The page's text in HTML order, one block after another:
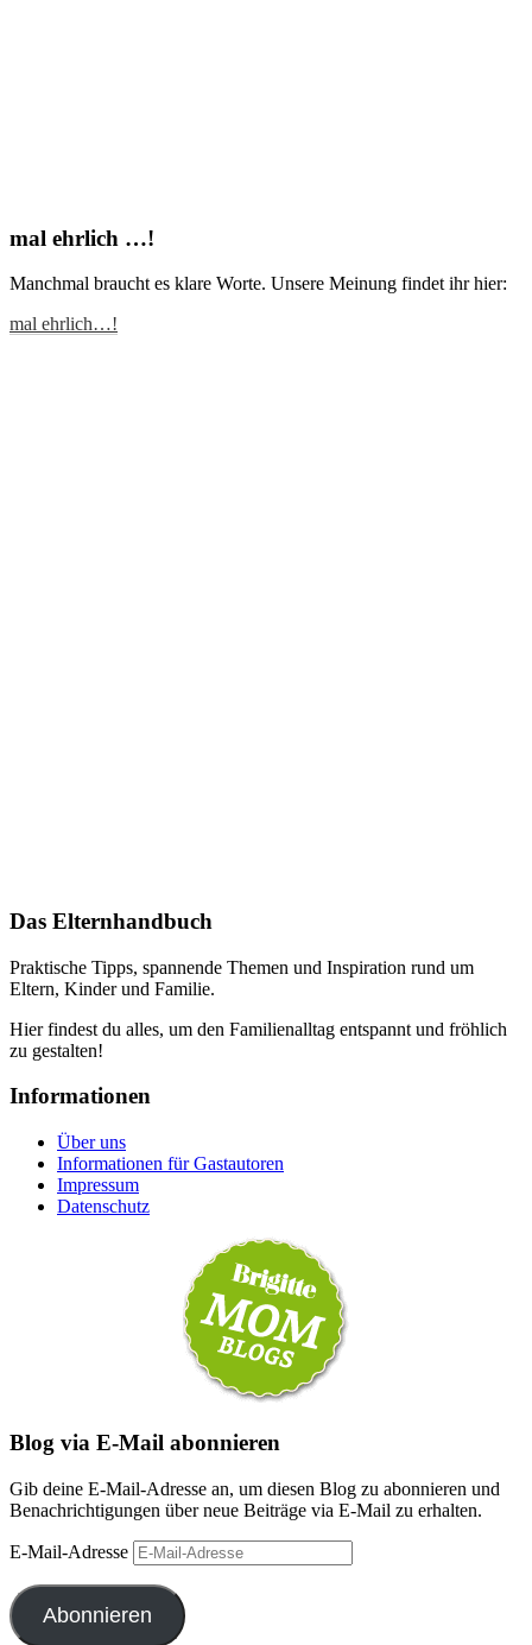
mal ehrlich …!
Manchmal braucht es klare Worte. Unsere Meinung findet ihr hier:
mal ehrlich…!
Das Elternhandbuch
Praktische Tipps, spannende Themen und Inspiration rund um
Eltern, Kinder und Familie.
Hier findest du alles, um den Familienalltag entspannt und fröhlich
zu gestalten!
Informationen
Über uns
Informationen für Gastautoren
Impressum
Datenschutz
Blog via E-Mail abonnieren
Gib deine E-Mail-Adresse an, um diesen Blog zu abonnieren und
Benachrichtigungen über neue Beiträge via E-Mail zu erhalten.
E-Mail-Adresse
Abonnieren